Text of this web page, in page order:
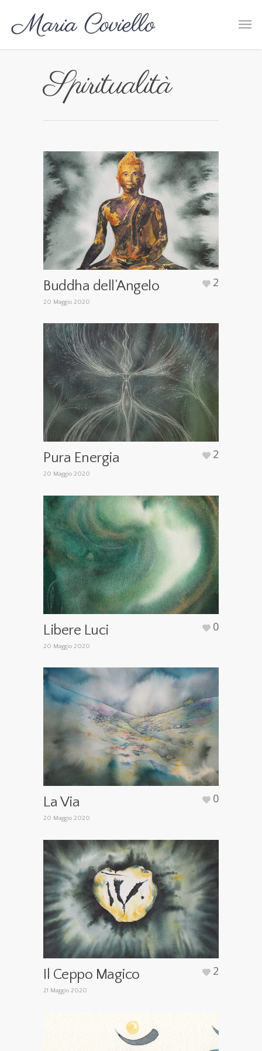
Spiritualità
Buddha dell’Angelo
20 Maggio 2020
2
Pura Energia
20 Maggio 2020
2
Libere Luci
20 Maggio 2020
0
La Via
20 Maggio 2020
0
Il Ceppo Magico
21 Maggio 2020
2